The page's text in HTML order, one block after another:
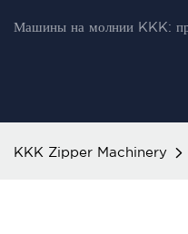
Машины на молнии KKK:
KKK Zipper Machinery